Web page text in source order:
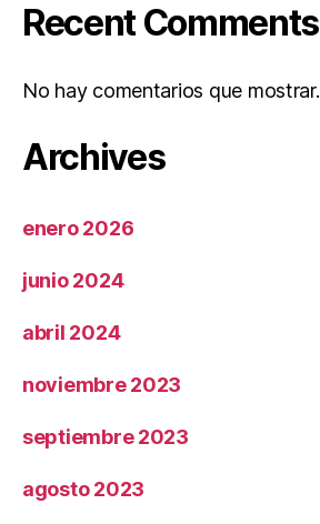
Recent Comments
No hay comentarios que mostrar.
Archives
enero 2026
junio 2024
abril 2024
noviembre 2023
septiembre 2023
agosto 2023